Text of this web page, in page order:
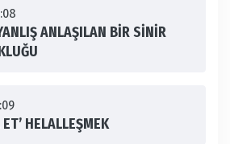
ANLAŞILAN BİR SİNİR
HELALLEŞMEK